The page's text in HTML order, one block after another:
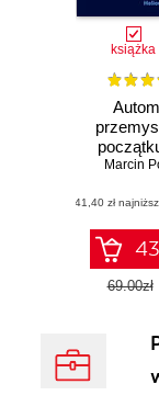
książka
Poznaj
HMI i
Marcin
(41,40 zł
69.00zł